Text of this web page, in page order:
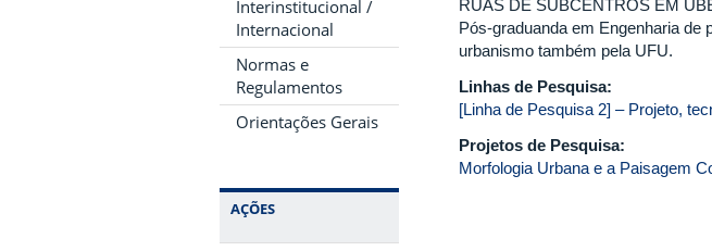
Interinstitucional /
Internacional
Normas e
Regulamentos
Orientações Gerais
AÇÕES
RUAS DE SUBCENTROS EM
Pós-graduanda em Engenharia de
urbanismo também pela UFU.
Linhas de Pesquisa:
[Linha de Pesquisa 2] – Projeto,
Projetos de Pesquisa:
Morfologia Urbana e a Paisagem